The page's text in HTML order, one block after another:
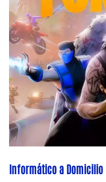
Informático a Domicilio